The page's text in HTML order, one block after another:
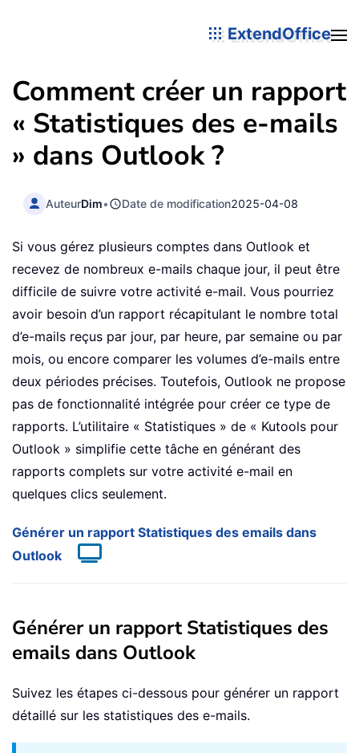
ExtendOffice
Comment créer un rapport
« Statistiques des e-mails
» dans Outlook ?
AuteurDim• Date de modification2025-04-08
Si vous gérez plusieurs comptes dans Outlook et
recevez de nombreux e-mails chaque jour, il peut être
difficile de suivre votre activité e-mail. Vous pourriez
avoir besoin d’un rapport récapitulant le nombre total
d’e-mails reçus par jour, par heure, par semaine ou par
mois, ou encore comparer les volumes d’e-mails entre
deux périodes précises. Toutefois, Outlook ne propose
pas de fonctionnalité intégrée pour créer ce type de
rapports. L’utilitaire « Statistiques » de « Kutools pour
Outlook » simplifie cette tâche en générant des
rapports complets sur votre activité e-mail en
quelques clics seulement.
Générer un rapport Statistiques des emails dans
Outlook
Générer un rapport Statistiques des
emails dans Outlook
Suivez les étapes ci-dessous pour générer un rapport
détaillé sur les statistiques des e-mails.